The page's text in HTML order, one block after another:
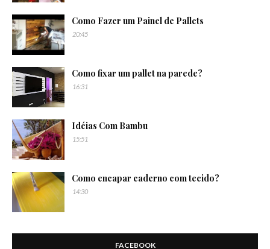
Como Fazer um Painel de Pallets
20:45
Como fixar um pallet na parede?
16:31
Idéias Com Bambu
15:51
Como encapar caderno com tecido?
14:30
FACEBOOK